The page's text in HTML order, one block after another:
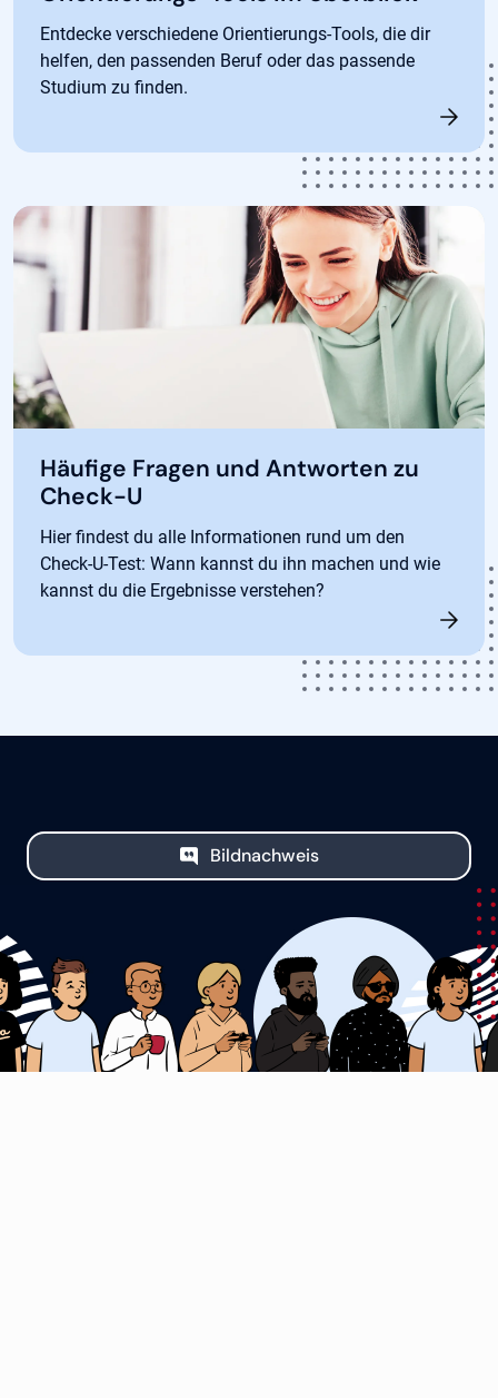
Entdecke verschiedene Orientierungs-Tools, die dir
helfen, den passenden Beruf oder das passende
Studium zu finden.
Häufige Fragen und Antworten zu
Check-U
Hier findest du alle Informationen rund um den
Check-U-Test: Wann kannst du ihn machen und wie
kannst du die Ergebnisse verstehen?
Bildnachweis